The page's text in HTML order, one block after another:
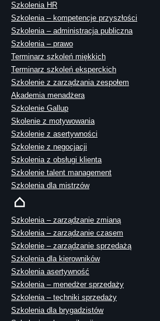
Szkolenia HR
Szkolenia – kompetencje przyszłości
Szkolenia – administracja publiczna
Szkolenia – prawo
Terminarz szkoleń miękkich
Terminarz szkoleń eksperckich
Szkolenie z zarządzania zespołem
Akademia menadżera
Szkolenie Gallup
Skolenie z motywowania
Szkolenie z asertywności
Szkolenie z negocjacji
Szkolenia z obsługi klienta
Szkolenie talent management
Szkolenia dla mistrzów
Szkolenia – zarządzanie zmianą
Szkolenia – zarządzanie czasem
Szkolenie – zarządzanie sprzedażą
Szkolenia dla kierowników
Szkolenia asertywność
Szkolenia – menedżer sprzedaży
Szkolenia – techniki sprzedaży
Szkolenia dla brygadzistów